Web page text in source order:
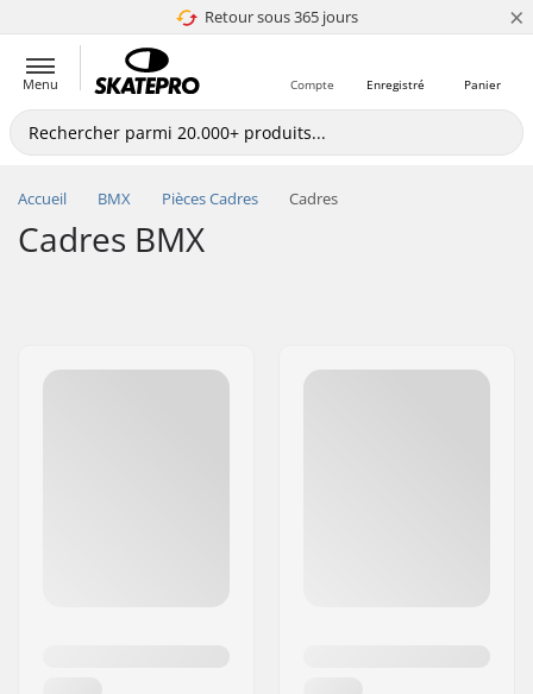
Retour sous 365 jours
4.8 de 5 ×
Menu Panier
Enregistré
Compte
Accueil BMX Pièces Cadres Cadres
Cadres BMX